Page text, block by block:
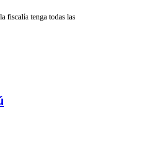
fiscalía tenga todas las